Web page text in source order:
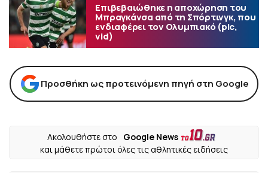
Επιβεβαιώθηκε η αποχώρηση του
Μπραγκάνσα από τη Σπόρτινγκ, που
ενδιαφέρει τον Ολυμπιακό (pic,
vid)
Προσθήκη ως προτεινόμενη πηγή στη Google
Ακολουθήστε στο
Google News
και μάθετε πρώτοι όλες τις αθλητικές ειδήσεις